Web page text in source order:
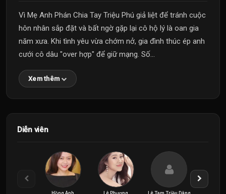
Vì Mẹ Anh Phán Chia Tay Triệu Phú giả liệt để tránh cuộc
hôn nhân sắp đặt và bất ngờ gặp lại cô hộ lý là oan gia
năm xưa. Khi tình yêu vừa chớm nở, gia đình thúc ép anh
cưới cô dâu "over hợp" để giữ mạng. Số...
Xem thêm
Diễn viên